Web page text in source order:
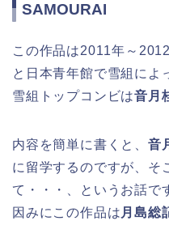
SAMOURAI
この作品は2011年～
と日本青年館で雪組によ
雪組トップコンビは音月
内容を簡単に書くと、 音
に留学するのですが、そ
て・・・、というお話で
因みにこの作品は 月島総